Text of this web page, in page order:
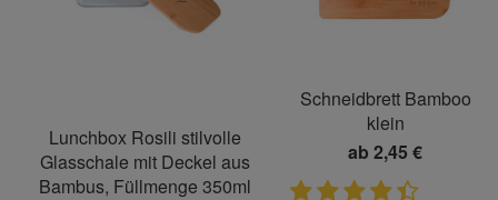
Lunchbox Rosili stilvolle
Glasschale mit Deckel aus
Bambus, Füllmenge 350ml
Schneidbrett Bamboo
klein
ab 2,45 €